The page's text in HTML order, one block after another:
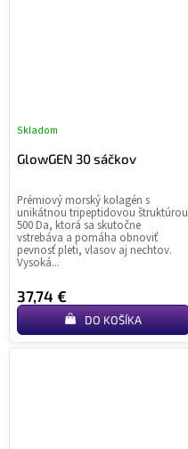
GlowGEN 30 sáčkov
Skladom
37,74 €
DO KOŠÍKA
Prémiový morský kolagén s
unikátnou tripeptidovou štruktúrou
500 Da, ktorá sa skutočne
vstrebáva a pomáha obnoviť
pevnosť pleti, vlasov aj nechtov.
Vysoká...